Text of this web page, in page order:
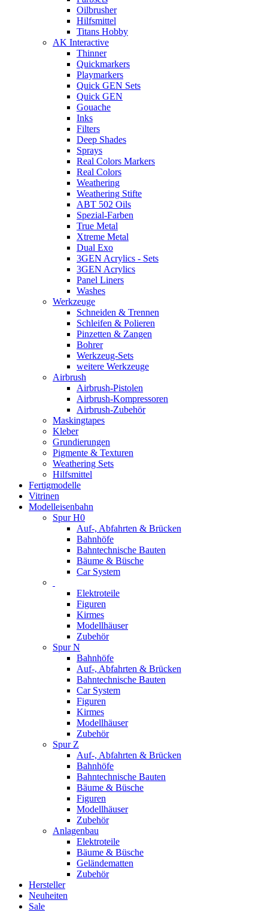
Oilbrusher
Hilfsmittel
Titans Hobby
AK Interactive
Thinner
Quickmarkers
Playmarkers
Quick GEN Sets
Quick GEN
Gouache
Inks
Filters
Deep Shades
Sprays
Real Colors Markers
Real Colors
Weathering
Weathering Stifte
ABT 502 Oils
Spezial-Farben
True Metal
Xtreme Metal
Dual Exo
3GEN Acrylics - Sets
3GEN Acrylics
Panel Liners
Washes
Werkzeuge
Schneiden & Trennen
Schleifen & Polieren
Pinzetten & Zangen
Bohrer
Werkzeug-Sets
weitere Werkzeuge
Airbrush
Airbrush-Pistolen
Airbrush-Kompressoren
Airbrush-Zubehör
Maskingtapes
Kleber
Grundierungen
Pigmente & Texturen
Weathering Sets
Hilfsmittel
Fertigmodelle
Vitrinen
Modelleisenbahn
Spur H0
Auf-, Abfahrten & Brücken
Bahnhöfe
Bahntechnische Bauten
Bäume & Büsche
Car System
Elektroteile
Figuren
Kirmes
Modellhäuser
Zubehör
Spur N
Bahnhöfe
Auf-, Abfahrten & Brücken
Bahntechnische Bauten
Car System
Figuren
Kirmes
Modellhäuser
Zubehör
Spur Z
Auf-, Abfahrten & Brücken
Bahnhöfe
Bahntechnische Bauten
Bäume & Büsche
Figuren
Modellhäuser
Zubehör
Anlagenbau
Elektroteile
Bäume & Büsche
Geländematten
Zubehör
Hersteller
Neuheiten
Sale